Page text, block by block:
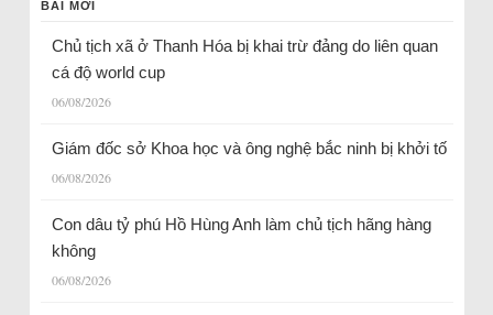
BÀI MỚI
Chủ tịch xã ở Thanh Hóa bị khai trừ đảng do liên quan
cá độ world cup
06/08/2026
Giám đốc sở Khoa học và ông nghệ bắc ninh bị khởi tố
06/08/2026
Con dâu tỷ phú Hồ Hùng Anh làm chủ tịch hãng hàng
không
06/08/2026